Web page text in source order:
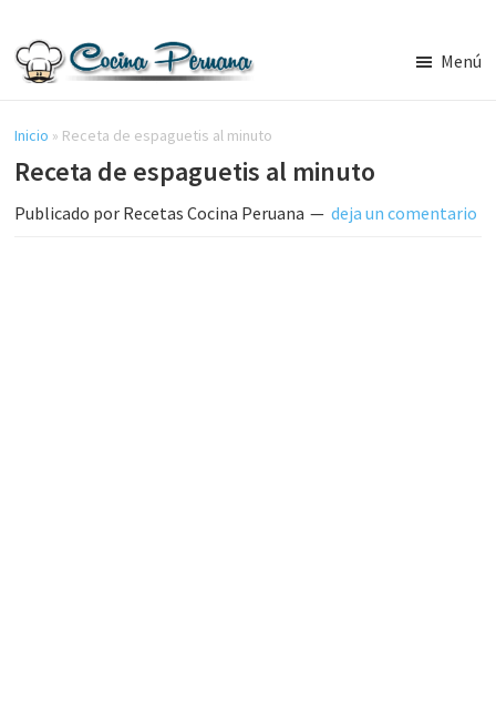
contenido
lateral
principal
Cocina
Peruana,
Recetas
de
Comida
Menú
Inicio » Receta de espaguetis al minuto
Receta de espaguetis al minuto
Publicado por Recetas Cocina Peruana deja un comentario